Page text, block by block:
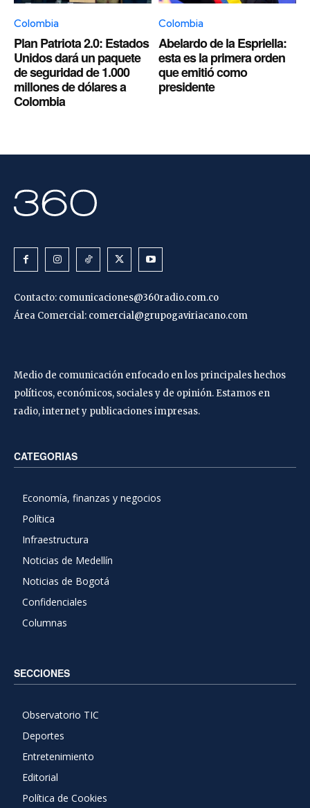
Colombia
Plan Patriota 2.0: Estados
Unidos dará un paquete
de seguridad de 1.000
millones de dólares a
Colombia
Colombia
Abelardo de la Espriella:
esta es la primera orden
que emitió como
presidente
Contacto: comunicaciones@360radio.com.co
Área Comercial: comercial@grupogaviriacano.com
Medio de comunicación enfocado en los principales hechos
políticos, económicos, sociales y de opinión. Estamos en
radio, internet y publicaciones impresas.
CATEGORIAS
Economía, finanzas y negocios
Política
Infraestructura
Noticias de Medellín
Noticias de Bogotá
Confidenciales
Columnas
SECCIONES
Observatorio TIC
Deportes
Entretenimiento
Editorial
Política de Cookies